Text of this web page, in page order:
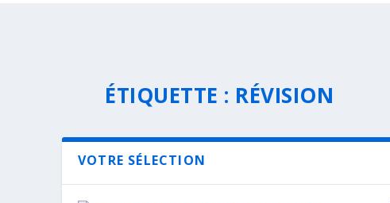
ÉTIQUETTE : RÉVISION
VOTRE SÉLECTION